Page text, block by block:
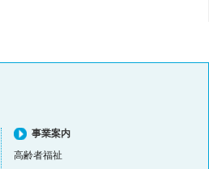
事業案内
高齢者福祉